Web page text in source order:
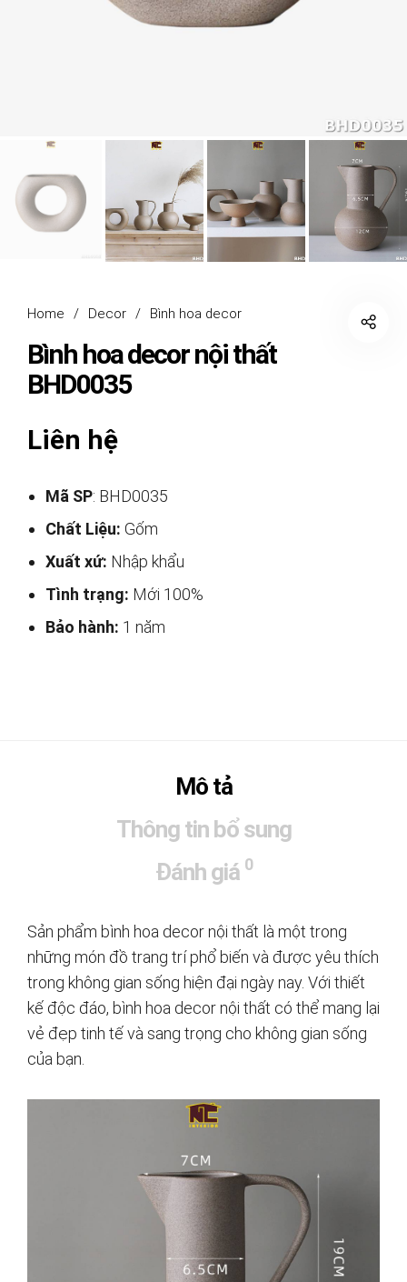
Home / Decor / Bình hoa decor
Bình hoa decor nội thất
BHD0035
Liên hệ
Mã SP: BHD0035
Chất Liệu: Gốm
Xuất xứ: Nhập khẩu
Tình trạng: Mới 100%
Bảo hành: 1 năm
Mô tả
Thông tin bổ sung
Đánh giá 0
Sản phẩm bình hoa decor nội thất là một trong
những món đồ trang trí phổ biến và được yêu thích
trong không gian sống hiện đại ngày nay. Với thiết
kế độc đáo, bình hoa decor nội thất có thể mang lại
vẻ đẹp tinh tế và sang trọng cho không gian sống
của bạn.